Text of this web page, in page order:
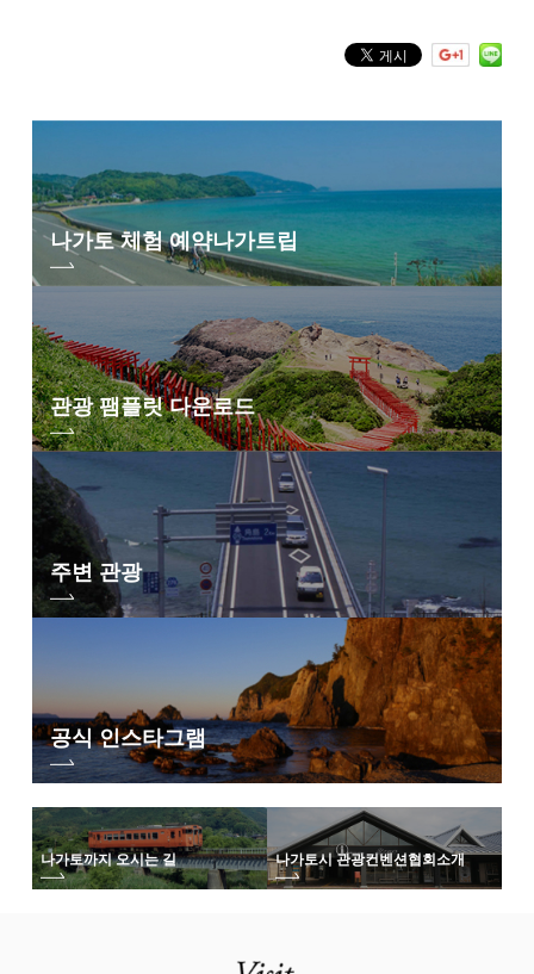
나가토 체험 예약나가트립
관광 팸플릿 다운로드
주변 관광
공식 인스타그램
나가토까지 오시는 길 나가토시 관광컨벤션협회소개